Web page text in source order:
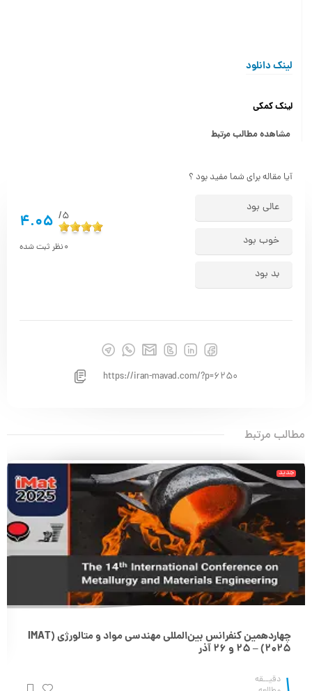
لینک دانلود
لینک کمکی
مشاهده مطالب مرتبط
آیا مقاله برای شما مفید بود ؟
عالی بود
خوب بود
بد بود
5/
4.05
0نظر ثبت شده
https://iran-mavad.com/?p=6250
مطالب مرتبط
جدید
چهاردهمین کنفرانس بین‌المللی مهندسی مواد و متالورژی (IMAT
2025) – 25 و 26 آذر
دقیــقه